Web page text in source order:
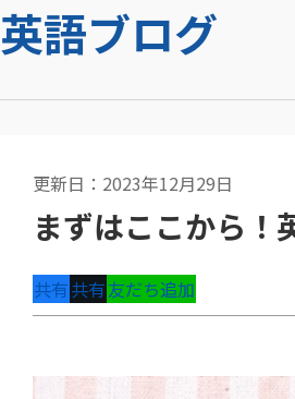
英語ブログ
更新日：2023年12月29日
まずはここから
共有共有友だち追加